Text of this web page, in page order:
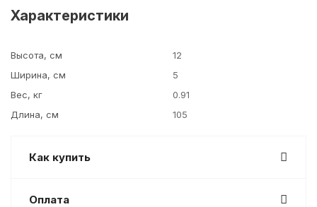
Характеристики
Высота, см
12
Ширина, см
5
Вес, кг
0.91
Длина, см
105
Как купить
Оплата